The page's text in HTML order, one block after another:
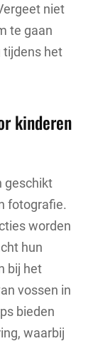
niet
te gaan
tijdens het
kinderen
geschikt
fotografie.
worden
hun
bij het
vossen in
bieden
waarbij